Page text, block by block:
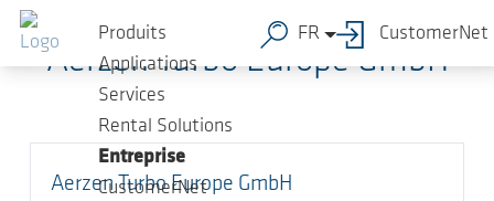
Sauter au contenu principal
Produits
Applications
Services
Rental Solutions
Entreprise
CustomerNet
FR CustomerNet
Aerzen Turbo Europe GmbH
Aerzen Turbo Europe GmbH